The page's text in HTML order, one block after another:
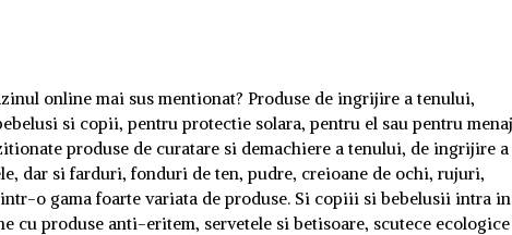
online mai sus mentionat? Produse de ingrijire a tenului,
si copii, pentru protectie solara, pentru el sau pentru menaj
produse de curatare si demachiere a tenului, de ingrijire a
dar si farduri, fonduri de ten, pudre, creioane de ochi, rujuri,
o gama foarte variata de produse. Si copiii si bebelusii intra in
cu produse anti-eritem, servetele si betisoare, scutece